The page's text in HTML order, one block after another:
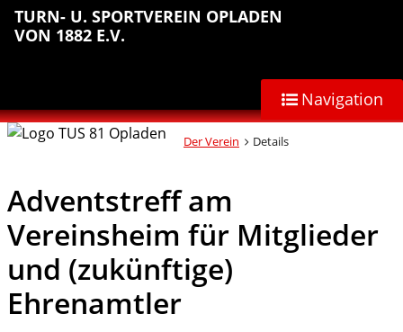
Sprungmarken
Inhalt
anspringen
Hauptnavigation
anspringen
Abteilungsnavigation
anspringen
Fußbereich
anspringen
TURN- U. SPORTVEREIN OPLADEN
VON 1882 E.V.
Navigation
Der Verein Details
Adventstreff am
Vereinsheim für Mitglieder
und (zukünftige)
Ehrenamtler